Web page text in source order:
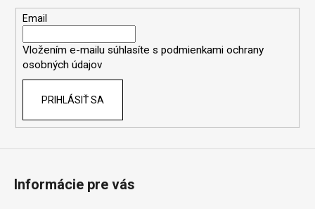
Email
Vložením e-mailu súhlasíte s podmienkami ochrany
osobných údajov
PRIHLÁSIŤ SA
Informácie pre vás